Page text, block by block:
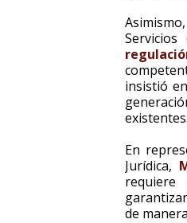
insistió
existentes.
En
Jurídica,
de